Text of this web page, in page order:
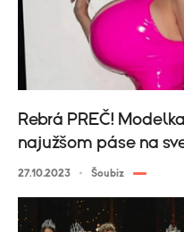
Rebrá PREČ!
najužšom páse na
27.10.2023 Šoubiz